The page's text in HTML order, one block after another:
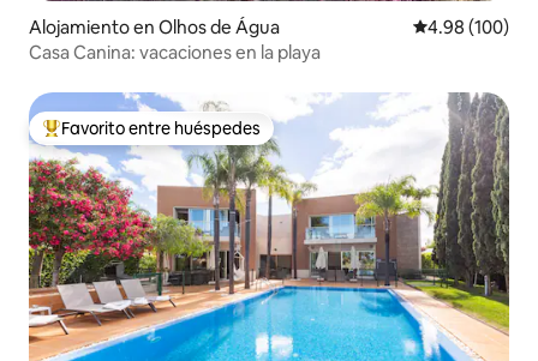
Alojamiento en Olhos de Água Calificación
4.98 (100)
Casa Canina: vacaciones en la playa
Favorito entre huéspedes preferido
Favorito entre huéspedes